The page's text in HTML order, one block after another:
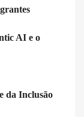
AI e o
da Inclusão